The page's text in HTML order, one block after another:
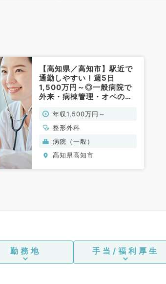
【高知県／高知市】駅近で
通勤しやすい！週5日
1,500万円～◎一般病院で
外来・病棟管理・オペのお
勤）年収1,500万円～
整形外科
病院（一般）
高知県高知市
勤務地 手当/福利厚生